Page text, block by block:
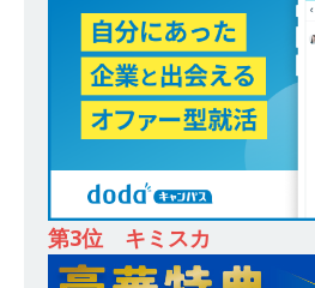
除・面接確約!! ｜
務・転勤なし ｜
業が手がける賃貸
行う ｜ 年間休日
な私服出社OK ｜
ド上場 明豊エンタ
ロパティーズ
第3位 キミスカ